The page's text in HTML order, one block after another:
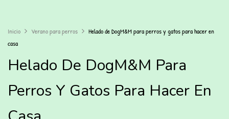
Inicio Verano para perros
Helado de DogM&M para perros y gatos para hacer en
casa
Helado De DogM&M Para
Perros Y Gatos Para Hacer En